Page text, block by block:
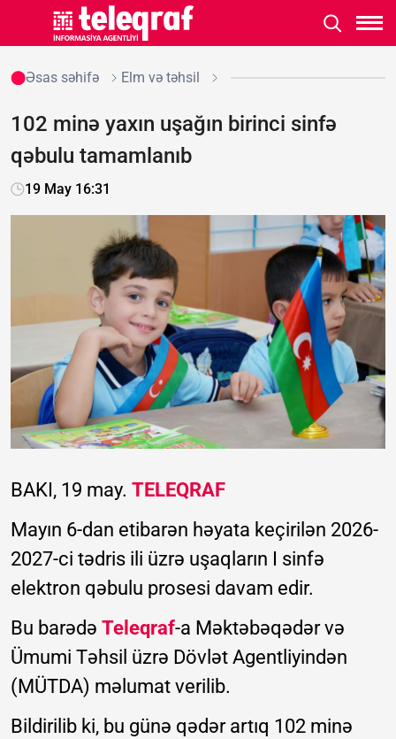
Əsas səhifə Elm və təhsil
102 minə yaxın uşağın birinci sinfə
qəbulu tamamlanıb
19 May 16:31
BAKI, 19 may. TELEQRAF
Mayın 6-dan etibarən həyata keçirilən 2026-
2027-ci tədris ili üzrə uşaqların I sinfə
elektron qəbulu prosesi davam edir.
Bu barədə Teleqraf-a Məktəbəqədər və
Ümumi Təhsil üzrə Dövlət Agentliyindən
(MÜTDA) məlumat verilib.
Bildirilib ki, bu günə qədər artıq 102 minə